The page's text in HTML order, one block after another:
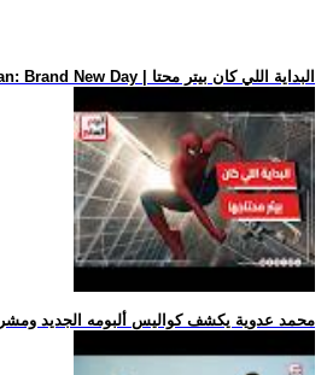
.. فيلم Spider-Man: Brand New Day | البداية اللي كان بيتر محتا
.. محمد عدوية يكشف كواليس ألبومه الجديد